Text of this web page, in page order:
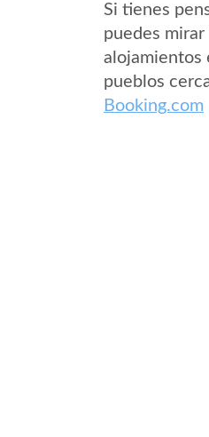
Si tienes
puedes
alojamientos
pueblos
Booking.com